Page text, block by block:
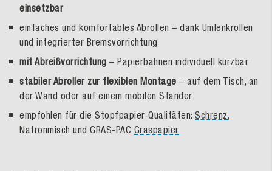
einsetzbar
einfaches und komfortables Abrollen – dank Umlenkrollen
und integrierter Bremsvorrichtung
mit Abreißvorrichtung – Papierbahnen individuell kürzbar
stabiler Abroller zur flexiblen Montage – auf dem Tisch, an
der Wand oder auf einem mobilen Ständer
empfohlen für die Stopfpapier-Qualitäten: Schrenz,
Natronmisch und GRAS-PAC Graspapier